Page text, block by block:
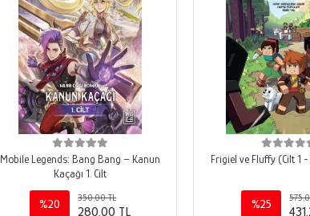
Mobile Legends: Bang Bang – Kanun
Kaçağı 1. Cilt
%20
350,00 TL
280,00 TL
Frigiel ve Fluffy (Cilt 1
%25